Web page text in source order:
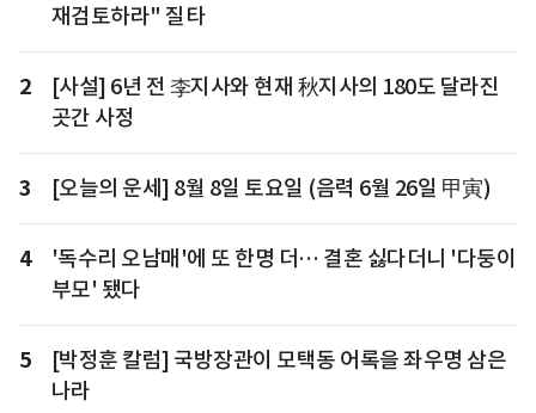
재검토하라" 질타
2
[사설] 6년 전 李지사와 현재 秋지사의 180도 달라진
곳간 사정
3 [오늘의 운세] 8월 8일 토요일 (음력 6월 26일 甲寅)
4
'독수리 오남매'에 또 한명 더… 결혼 싫다더니 '다둥이
부모' 됐다
5
[박정훈 칼럼] 국방장관이 모택동 어록을 좌우명 삼은
나라